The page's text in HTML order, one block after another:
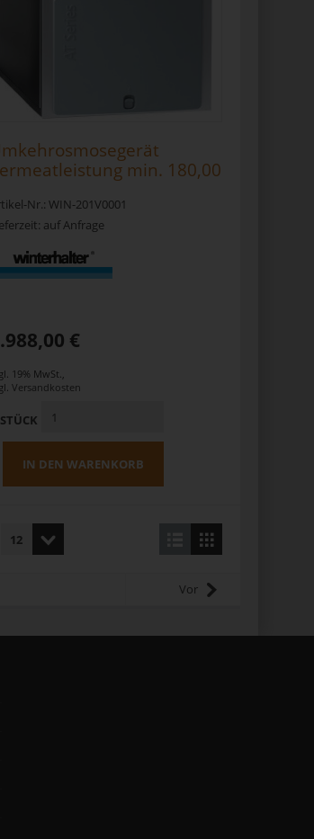
min. 180,00
Nr.: WIN-201V0001
auf Anfrage
€
19% MwSt.,
Versandkosten
STÜCK
IN DEN WARENKORB
Vor